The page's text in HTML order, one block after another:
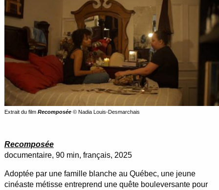
Extrait du film Recomposée© Nadia Louis-Desmarchais
Recomposée
documentaire, 90 min, français, 2025
Adoptée par une famille blanche au Québec, une jeune
cinéaste métisse entreprend une quête bouleversante pour